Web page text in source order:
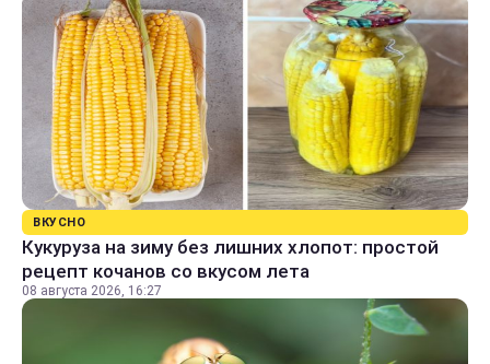
ВКУСНО
Кукуруза на зиму без лишних хлопот: простой
рецепт кочанов со вкусом лета
08 августа 2026, 16:27